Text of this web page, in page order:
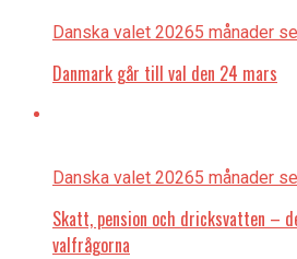
Danska valet 20265 månader
Danmark går till val den 24 mars
Danska valet 20265 månader
Skatt, pension och dricksvatten –
valfrågorna